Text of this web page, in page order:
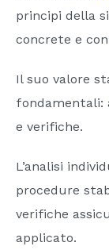
principi della
concrete e
Il suo valore
fondamentali:
e verifiche.
L’analisi
procedure
verifiche
applicato.